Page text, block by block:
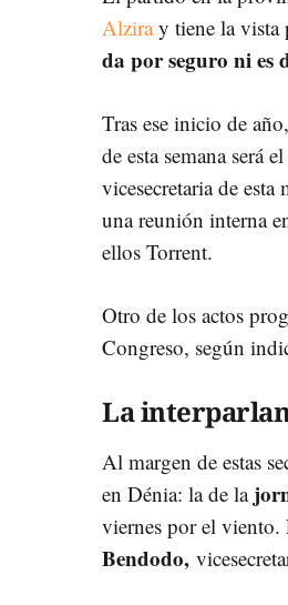
Alziray tiene la vista
da por seguro ni es
Tras ese inicio de
de esta semana será
vicesecretaria de
una reunión interna
ellos Torrent.
Otro de los actos
Congreso, según
La
Al margen de estas
en Dénia: la de la
viernes por el viento.
Bendodo,